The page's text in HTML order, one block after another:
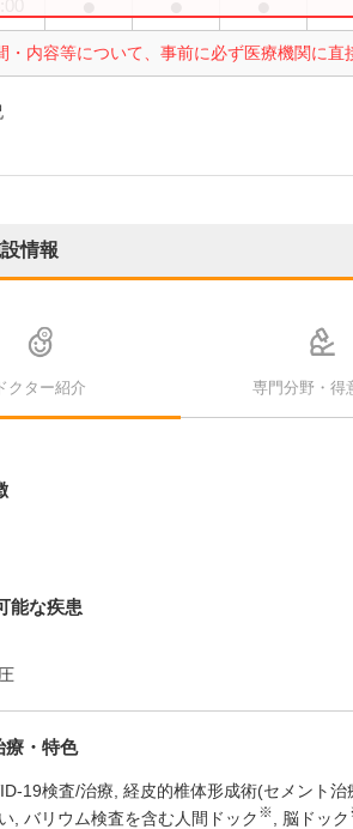
・内容等について、事前に必ず医療機関に直
情報
クター紹介 専門分野・得
能な疾患
療・特色
19検査/治療 経皮的椎体形成術(セメント治
バリウム検査を含む人間ドック ※ 脳ドック